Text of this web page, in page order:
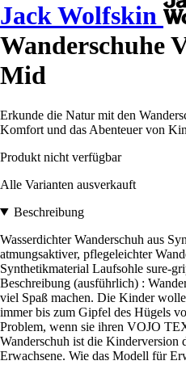
Jack Wolfskin
Wanderschuhe
Mid
Erkunde die Natur mit den
Komfort und das Abenteuer von
Produkt nicht verfügbar
Alle Varianten ausverkauft
Beschreibung
Wasserdichter Wanderschuh aus
atmungsaktiver, pflegeleichter
Synthetikmaterial Laufsohle sure-
Beschreibung (ausführlich) :
viel Spaß machen. Die Kinder
immer bis zum Gipfel des Hügels
Problem, wenn sie ihren VOJO
Wanderschuh ist die Kinderversion
Erwachsene. Wie das Modell für